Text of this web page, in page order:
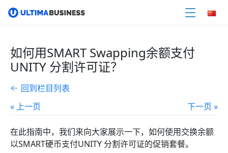
如何用SMART Swapping余额支付
UNITY 分割许可证？
回到栏目列表
« 上一页
下一页 »
在此指南中，我们来向大家展示一下，如何使用交换余额
以SMART硬币支付UNITY 分割许可证的促销套餐。